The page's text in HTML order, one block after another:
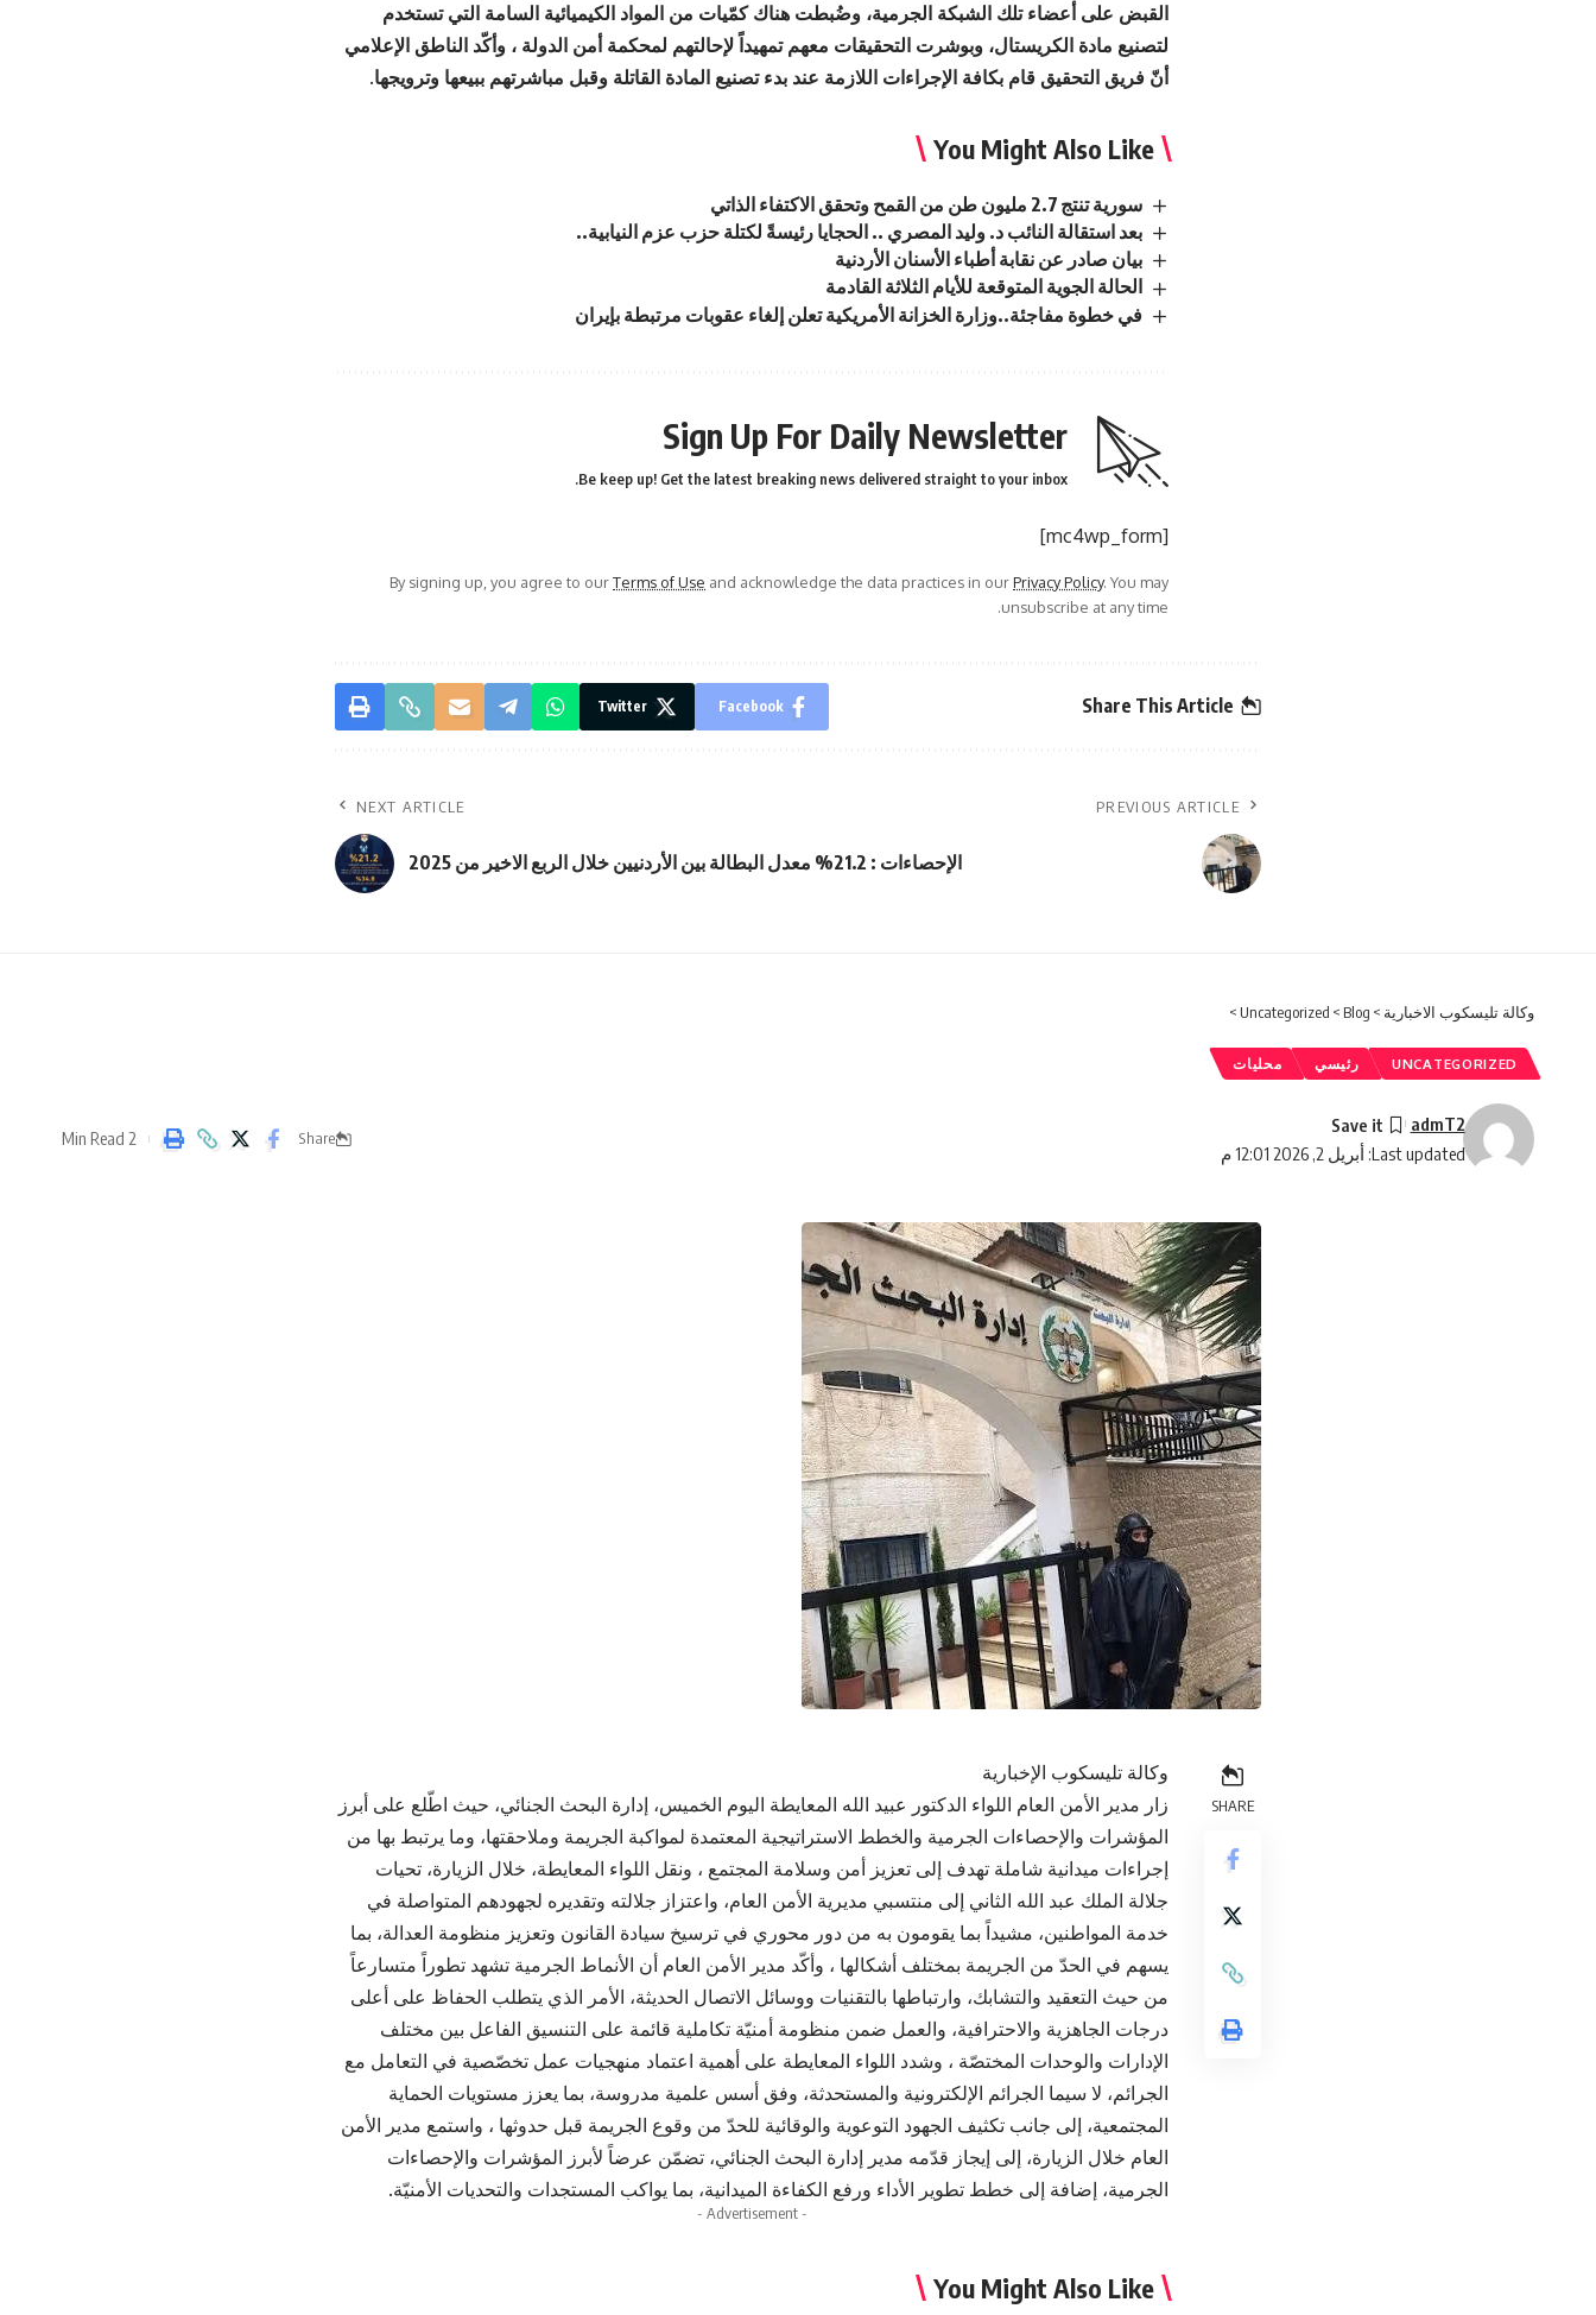
القبض على أعضاء تلك الشبكة الجرمية، وضُبطت هناك كمّيات من المواد الكيميائية السامة التي تستخدم
لتصنيع مادة الكريستال، وبوشرت التحقيقات معهم تمهيداً لإحالتهم لمحكمة أمن الدولة ، وأكّد الناطق الإعلامي
أنّ فريق التحقيق قام بكافة الإجراءات اللازمة عند بدء تصنيع المادة القاتلة وقبل مباشرتهم ببيعها وترويجها.
You Might Also Like
سورية تنتج 2.7 مليون طن من القمح وتحقق الاكتفاء الذاتي
بعد استقالة النائب د. وليد المصري .. الحجايا رئيسةً لكتلة حزب عزم النيابية..
بيان صادر عن نقابة أطباء الأسنان الأردنية
الحالة الجوية المتوقعة للأيام الثلاثة القادمة
في خطوة مفاجئة..وزارة الخزانة الأمريكية تعلن إلغاء عقوبات مرتبطة بإيران
Sign Up For Daily Newsletter
Be keep up! Get the latest breaking news delivered straight to your inbox.
[mc4wp_form]
By signing up, you agree to ourTerms of Use and acknowledge the data practices in ourPrivacy Policy. You may
unsubscribe at any time.
Share This Article
Facebook
Twitter
PREVIOUS ARTICLE
NEXT ARTICLE
الإحصاءات : 21.2% معدل البطالة بين الأردنيين خلال الربع الاخير من 2025
وكالة تليسكوب الاخبارية >
Blog
>
Uncategorized
>
UNCATEGORIZED رئيسي محليات
Last updated: أبريل 2, 2026 12:01 م
admT2
Share
2 Min Read
SHARE
وكالة تليسكوب الإخبارية
زار مدير الأمن العام اللواء الدكتور عبيد الله المعايطة اليوم الخميس، إدارة البحث الجنائي، حيث اطّلع على أبرز
المؤشرات والإحصاءات الجرمية والخطط الاستراتيجية المعتمدة لمواكبة الجريمة وملاحقتها، وما يرتبط بها من
إجراءات ميدانية شاملة تهدف إلى تعزيز أمن وسلامة المجتمع ، ونقل اللواء المعايطة، خلال الزيارة، تحيات
جلالة الملك عبد الله الثاني إلى منتسبي مديرية الأمن العام، واعتزاز جلالته وتقديره لجهودهم المتواصلة في
خدمة المواطنين، مشيداً بما يقومون به من دور محوري في ترسيخ سيادة القانون وتعزيز منظومة العدالة، بما
يسهم في الحدّ من الجريمة بمختلف أشكالها ، وأكّد مدير الأمن العام أن الأنماط الجرمية تشهد تطوراً متسارعاً
من حيث التعقيد والتشابك، وارتباطها بالتقنيات ووسائل الاتصال الحديثة، الأمر الذي يتطلب الحفاظ على أعلى
درجات الجاهزية والاحترافية، والعمل ضمن منظومة أمنيّة تكاملية قائمة على التنسيق الفاعل بين مختلف
الإدارات والوحدات المختصّة ، وشدد اللواء المعايطة على أهمية اعتماد منهجيات عمل تخصّصية في التعامل مع
الجرائم، لا سيما الجرائم الإلكترونية والمستحدثة، وفق أسس علمية مدروسة، بما يعزز مستويات الحماية
المجتمعية، إلى جانب تكثيف الجهود التوعوية والوقائية للحدّ من وقوع الجريمة قبل حدوثها ، واستمع مدير الأمن
العام خلال الزيارة، إلى إيجاز قدّمه مدير إدارة البحث الجنائي، تضمّن عرضاً لأبرز المؤشرات والإحصاءات
الجرمية، إضافة إلى خطط تطوير الأداء ورفع الكفاءة الميدانية، بما يواكب المستجدات والتحديات الأمنيّة.
- Advertisement -
You Might Also Like